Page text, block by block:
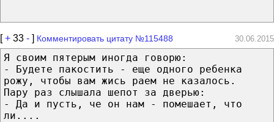
[+ 33 - ] Комментировать цитату №115488 30.06.2015
Я своим пятерым иногда говорю:
- Будете пакостить - еще одного ребенка
рожу, чтобы вам жись раем не казалось.
Пару раз слышала шепот за дверью:
- Да и пусть, че он нам - помешает, что
ли....